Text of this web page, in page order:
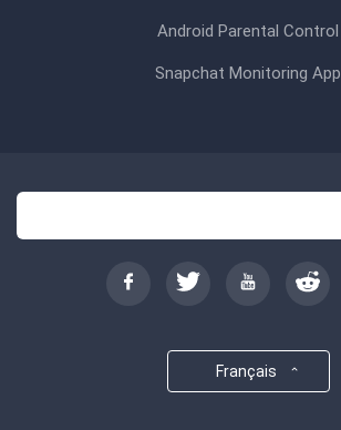
Android Parental Control
Snapchat Monitoring App
Français